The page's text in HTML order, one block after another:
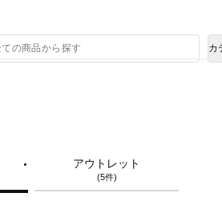
カ
アウトレット
(5件)